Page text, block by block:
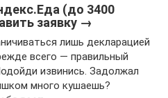
(до 3400
заявку →
лишь декларацией
всего — правильный
извинись. Задолжал
много кушаешь?